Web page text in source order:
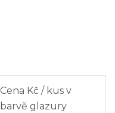
Cena Kč / kus v
barvě glazury